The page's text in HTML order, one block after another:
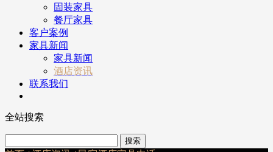
固装家具
餐厅家具
客户案例
家具新闻
家具新闻
酒店资讯
联系我们
全站搜索